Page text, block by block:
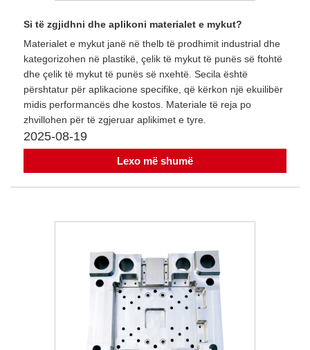
Si të zgjidhni dhe aplikoni materialet e mykut?
Materialet e mykut janë në thelb të prodhimit industrial dhe
kategorizohen në plastikë, çelik të mykut të punës së ftohtë
dhe çelik të mykut të punës së nxehtë. Secila është
përshtatur për aplikacione specifike, që kërkon një ekuilibër
midis performancës dhe kostos. Materiale të reja po
zhvillohen për të zgjeruar aplikimet e tyre.
2025-08-19
Lexo më shumë